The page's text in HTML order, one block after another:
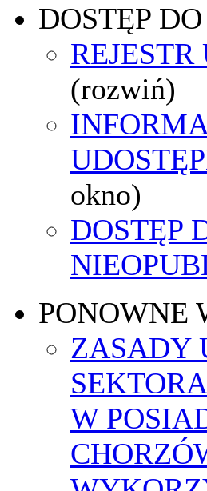
DOSTĘP
(rozwiń)
okno)
DOSTĘP
PONOWNE
ZASADY
W